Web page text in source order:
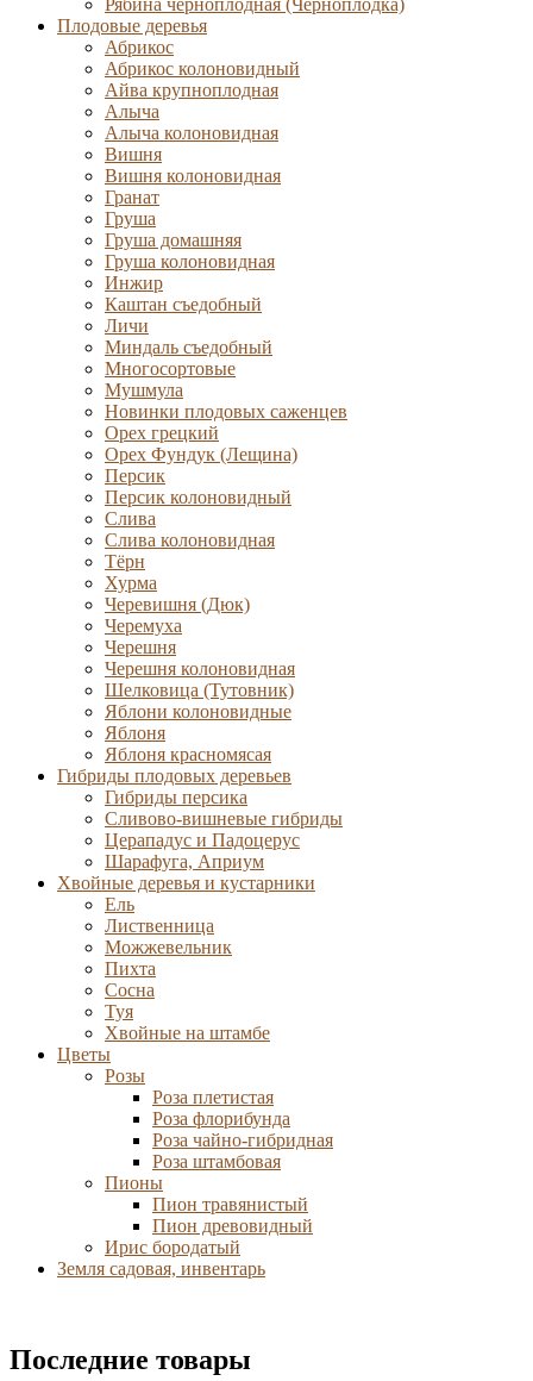
Рябина черноплодная (Черноплодка)
Плодовые деревья
Абрикос
Абрикос колоновидный
Айва крупноплодная
Алыча
Алыча колоновидная
Вишня
Вишня колоновидная
Гранат
Груша
Груша домашняя
Груша колоновидная
Инжир
Каштан съедобный
Личи
Миндаль съедобный
Многосортовые
Мушмула
Новинки плодовых саженцев
Орех грецкий
Орех Фундук (Лещина)
Персик
Персик колоновидный
Слива
Слива колоновидная
Тёрн
Хурма
Черевишня (Дюк)
Черемуха
Черешня
Черешня колоновидная
Шелковица (Тутовник)
Яблони колоновидные
Яблоня
Яблоня красномясая
Гибриды плодовых деревьев
Гибриды персика
Сливово-вишневые гибриды
Церападус и Падоцерус
Шарафуга, Априум
Хвойные деревья и кустарники
Ель
Лиственница
Можжевельник
Пихта
Сосна
Туя
Хвойные на штамбе
Цветы
Розы
Роза плетистая
Роза флорибунда
Роза чайно-гибридная
Роза штамбовая
Пионы
Пион травянистый
Пион древовидный
Ирис бородатый
Земля садовая, инвентарь
Последние товары